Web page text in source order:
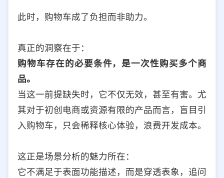
此时，购物车成了负担而非助力。
真正的洞察在于：
购物车存在的必要条件，是一次性购买多个商
品。
当这一前提缺失时，它不仅无效，甚至有害。尤
其对于初创电商或资源有限的产品而言，盲目引
入购物车，只会稀释核心体验，浪费开发成本。
这正是场景分析的魅力所在：
它不满足于表面功能描述，而是穿透表象，追问